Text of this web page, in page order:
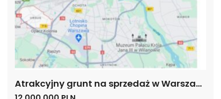
Atrakcyjny grunt na sprzedaż w Warszawie